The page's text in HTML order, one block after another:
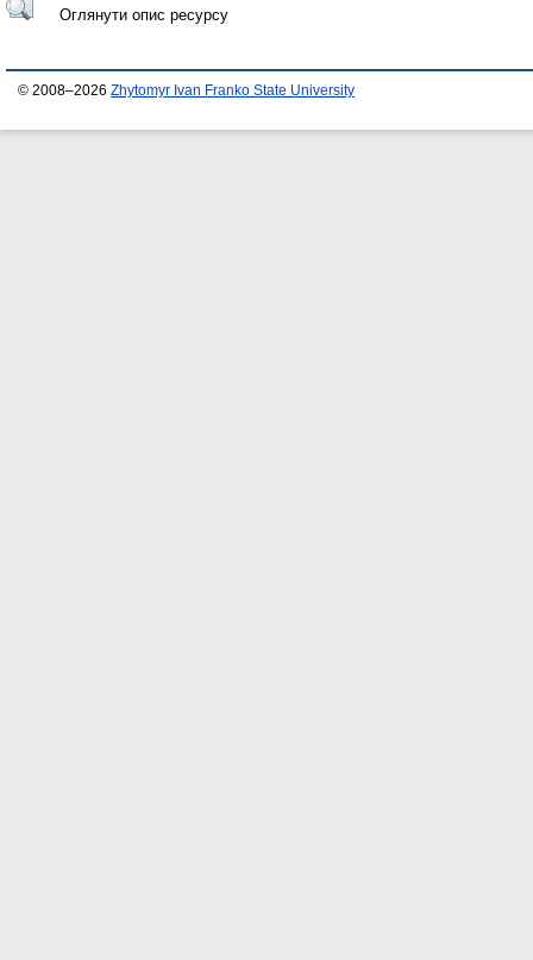
Оглянути опис ресурсу
© 2008–2026 Zhytomyr Ivan Franko State University